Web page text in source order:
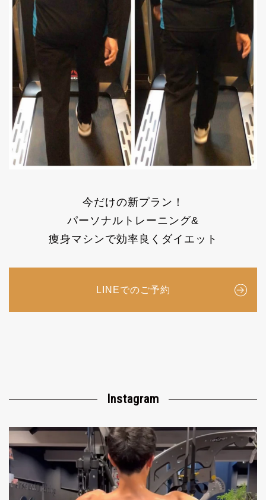
今だけの新プラン！
パーソナルトレーニング&
痩身マシンで効率良くダイエット
LINEでのご予約
Instagram